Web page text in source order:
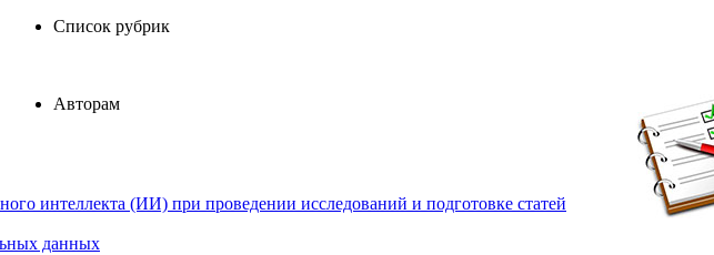
Список рубрик
Авторам
интеллекта (ИИ) при проведении исследований и подготовке статей
данных